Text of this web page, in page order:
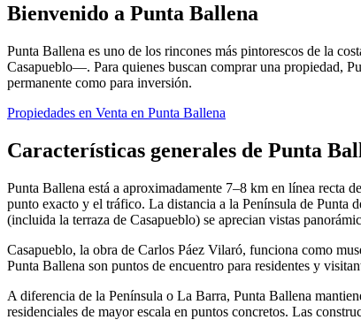
Bienvenido a Punta Ballena
Punta Ballena es uno de los rincones más pintorescos de la
Casapueblo—. Para quienes buscan comprar una propiedad,
permanente como para inversión.
Propiedades en Venta en Punta Ballena
Características generales de Punta
Punta Ballena está a aproximadamente 7–8 km en línea recta
punto exacto y el tráfico. La distancia a la Península de Punta
(incluida la terraza de Casapueblo) se aprecian vistas
Casapueblo, la obra de Carlos Páez Vilaró, funciona como
Punta Ballena son puntos de encuentro para residentes y
A diferencia de la Península o La Barra, Punta Ballena
residenciales de mayor escala en puntos concretos. Las